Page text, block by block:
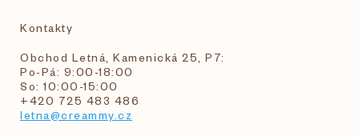
Kontakty
Obchod Letná, Kamenická 25, P7:
Po-Pá: 9:00-18:00
So: 10:00-15:00
+420 725 483 486
letna@creammy.cz